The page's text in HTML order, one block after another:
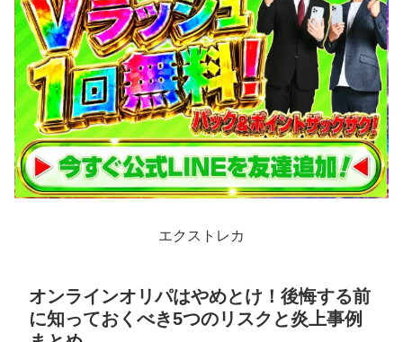
エクストレカ
オンラインオリパはやめとけ！後悔する前
に知っておくべき5つのリスクと炎上事例